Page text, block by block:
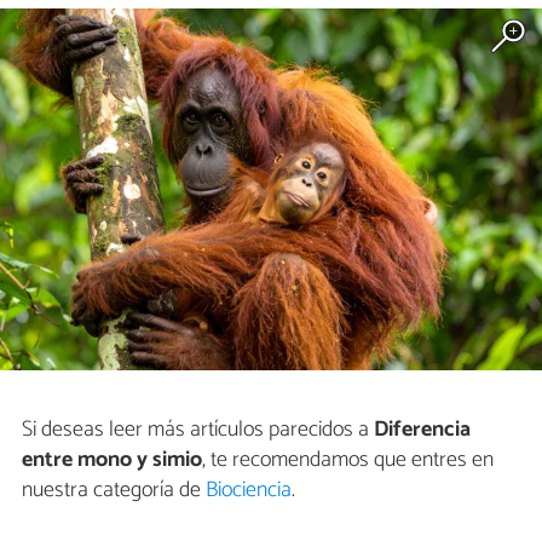
Si deseas leer más artículos parecidos a Diferencia
entre mono y simio, te recomendamos que entres en
nuestra categoría deBiociencia.